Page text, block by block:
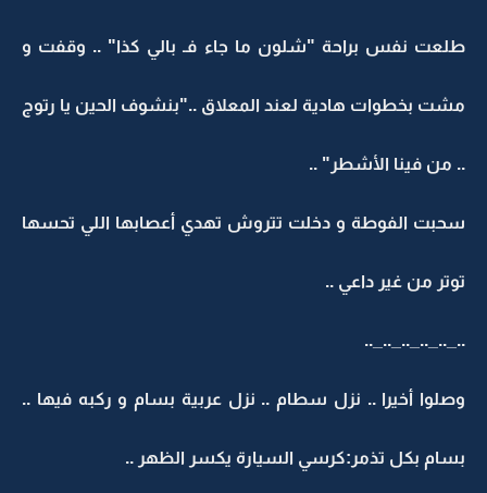
طلعت نفس براحة "شلون ما جاء فـ بالي كذا" .. وقفت و
مشت بخطوات هادية لعند المعلاق .."بنشوف الحين يا رتوج
.. من فينا الأشطر" ..
سحبت الفوطة و دخلت تتروش تهدي أعصابها اللي تحسها
توتر من غير داعي ..
.._.._.._.._.._..
وصلوا أخيرا .. نزل سطام .. نزل عربية بسام و ركبه فيها ..
بسام بكل تذمر:كرسي السيارة يكسر الظهر ..